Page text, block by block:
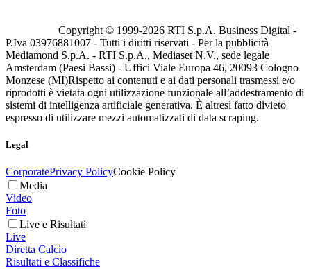
Copyright © 1999-2026 RTI S.p.A. Business Digital -
P.Iva 03976881007 - Tutti i diritti riservati - Per la pubblicità
Mediamond S.p.A. - RTI S.p.A., Mediaset N.V., sede legale
Amsterdam (Paesi Bassi) - Uffici Viale Europa 46, 20093 Cologno
Monzese (MI)Rispetto ai contenuti e ai dati personali trasmessi e/o
riprodotti è vietata ogni utilizzazione funzionale all’addestramento di
sistemi di intelligenza artificiale generativa. È altresì fatto divieto
espresso di utilizzare mezzi automatizzati di data scraping.
Legal
CorporatePrivacy PolicyCookie Policy
Media
Video
Foto
Live e Risultati
Live
Diretta Calcio
Risultati e Classifiche